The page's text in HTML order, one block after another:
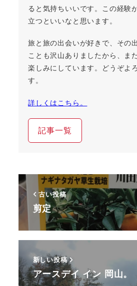
ると気持ちいいです。この経験
立つといいなと思います。
旅と旅の出会いが好きで、その
ことも沢山ありましたから、ま
楽しみにしています。どうぞよ
す。
詳しくはこちら。
記事一覧
古い投稿
剪定
新しい投稿
アースデイ イン 岡山。